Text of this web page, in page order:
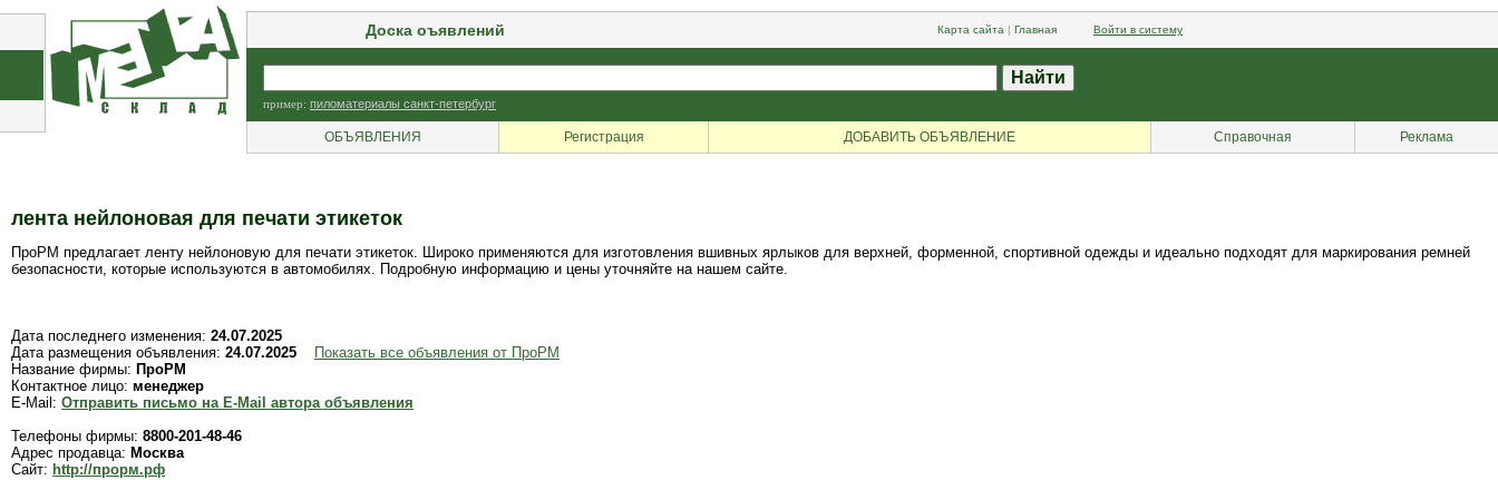
Доска оъявлений Карта сайта | Главная Войти в систему
пример: пиломатериалы санкт-петербург
ОБЪЯВЛЕНИЯ Регистрация ДОБАВИТЬ ОБЪЯВЛЕНИЕ Справочная Реклама
лента нейлоновая для печати этикеток
ПроРМ предлагает ленту нейлоновую для печати этикеток. Широко применяются для изготовления вшивных ярлыков для верхней, форменной, спортивной одежды и идеально подходят для маркирования ремней
безопасности, которые используются в автомобилях. Подробную информацию и цены уточняйте на нашем сайте.
Дата последнего изменения: 24.07.2025
Дата размещения объявления: 24.07.2025
Показать все объявления от ПроРМ
Название фирмы: ПроРМ
Контактное лицо: менеджер
E-Mail: Отправить письмо на E-Mail автора объявления
Телефоны фирмы: 8800-201-48-46
Адрес продавца: Москва
Сайт: http://прорм.рф